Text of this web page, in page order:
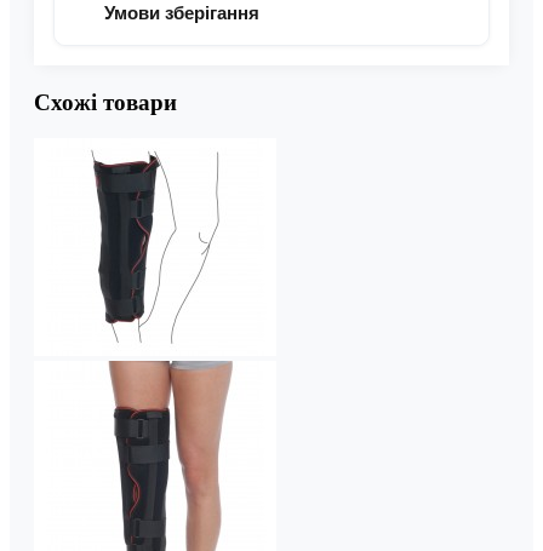
Умови зберігання
Схожі товари